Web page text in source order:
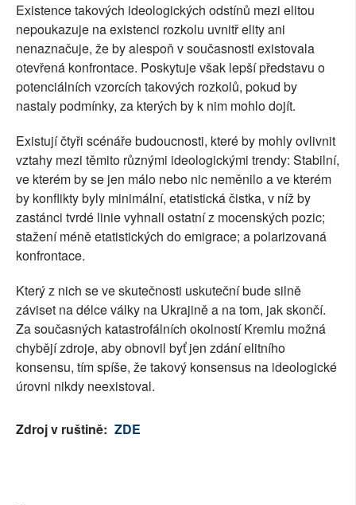
Existence takových ideologických odstínů mezi elitou
nepoukazuje na existenci rozkolu uvnitř elity ani
nenaznačuje, že by alespoň v současnosti existovala
otevřená konfrontace. Poskytuje však lepší představu o
potenciálních vzorcích takových rozkolů, pokud by
nastaly podmínky, za kterých by k nim mohlo dojít.
Existují čtyři scénáře budoucnosti, které by mohly ovlivnit
vztahy mezi těmito různými ideologickými trendy: Stabilní,
ve kterém by se jen málo nebo nic neměnilo a ve kterém
by konflikty byly minimální, etatistická čistka, v níž by
zastánci tvrdé linie vyhnali ostatní z mocenských pozic;
stažení méně etatistických do emigrace; a polarizovaná
konfrontace.
Který z nich se ve skutečnosti uskuteční bude silně
záviset na délce války na Ukrajině a na tom, jak skončí.
Za současných katastrofálních okolností Kremlu možná
chybějí zdroje, aby obnovil byť jen zdání elitního
konsensu, tím spíše, že takový konsensus na ideologické
úrovni nikdy neexistoval.
Zdroj v ruštině: ZDE